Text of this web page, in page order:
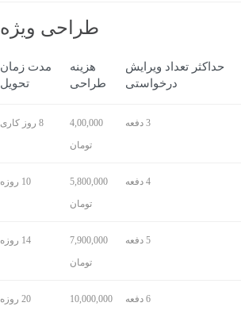
طراحی ویژه
حداکثر تعداد ویرایش
درخواستی
هزینه
طراحی
مدت زمان
تحویل
3 دفعه
4,00,000
تومان
8 روز کاری
4 دفعه
5,800,000
تومان
10 روزه
5 دفعه
7,900,000
تومان
14 روزه
6 دفعه
10,000,000
20 روزه